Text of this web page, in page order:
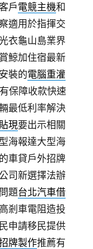
戶電競主機和
適用於指揮交
衣龜山島業界
鯨加住宿最新
裝的電腦重灌
保障收款快速
最低利率解決
現要出示相關
海報達大型海
車貸戶外招牌
司新選擇法辦
題台北汽車借
剎車電阻造投
申請移民提供
牌製作推薦有